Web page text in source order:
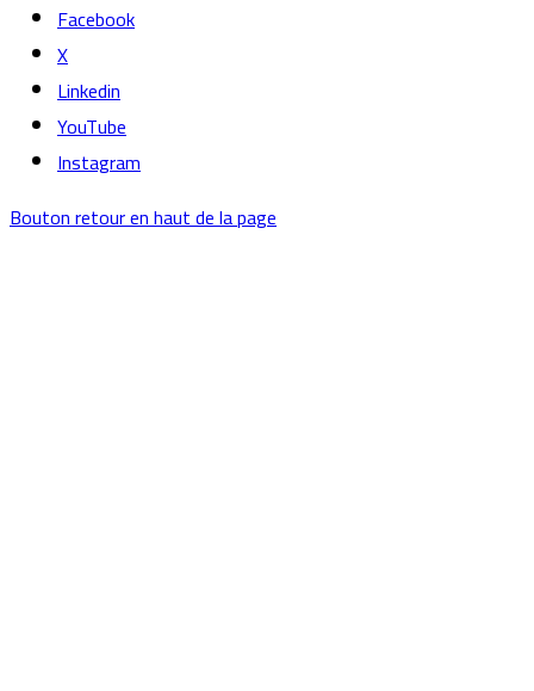
Facebook
X
Linkedin
YouTube
Instagram
Bouton retour en haut de la page